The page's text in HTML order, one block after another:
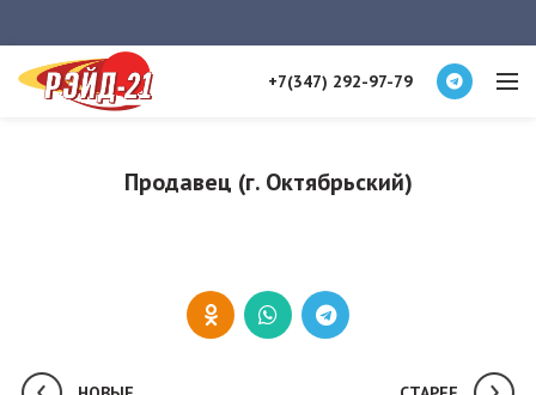
+7(347) 292-97-79
Продавец (г. Октябрьский)